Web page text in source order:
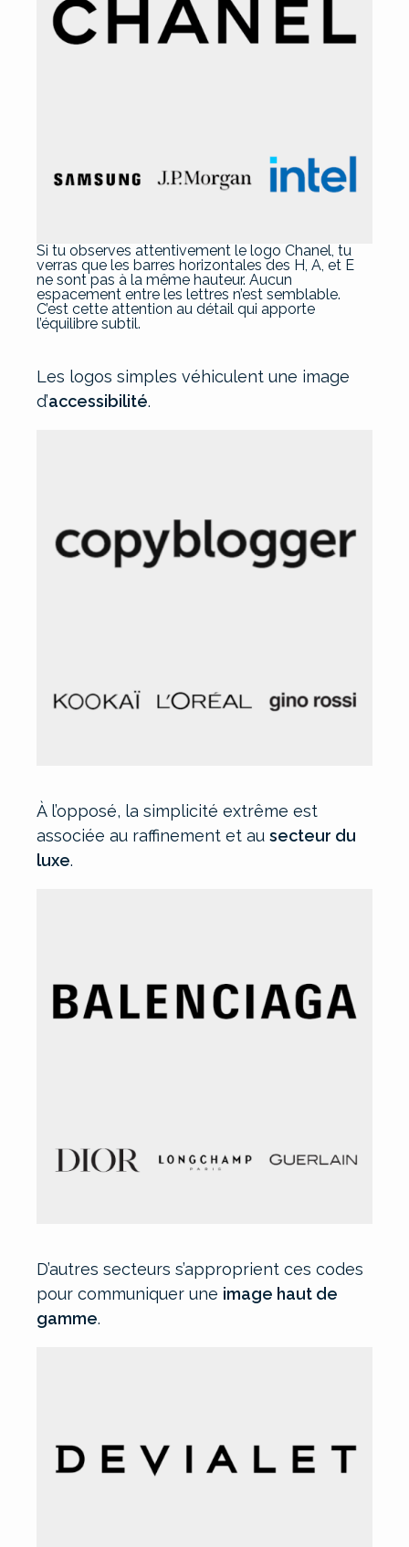
Si tu observes attentivement le logo Chanel, tu
verras que les barres horizontales des H, A, et E
ne sont pas à la même hauteur. Aucun
espacement entre les lettres n’est semblable.
C’est cette attention au détail qui apporte
l’équilibre subtil.
Les logos simples véhiculent une image
d’accessibilité.
À l’opposé, la simplicité extrême est
associée au raffinement et ausecteur du
luxe.
D’autres secteurs s’approprient ces codes
pour communiquer une image haut de
gamme.